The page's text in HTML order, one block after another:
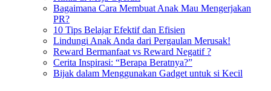
Bagaimana Cara Membuat Anak Mau Mengerjakan
PR?
10 Tips Belajar Efektif dan Efisien
Lindungi Anak Anda dari Pergaulan Merusak!
Reward Bermanfaat vs Reward Negatif ?
Cerita Inspirasi: “Berapa Beratnya?”
Bijak dalam Menggunakan Gadget untuk si Kecil